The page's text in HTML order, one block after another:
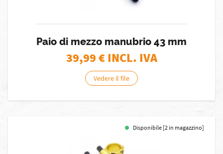
Paio di mezzo manubrio 43 mm
39,99€ INCL. IVA
Vedere il file
Disponibile [2 in magazzino]